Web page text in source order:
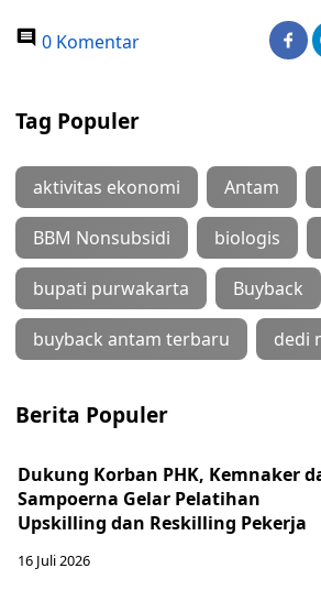
0 Komentar
Tag Populer
aktivitas ekonomi Antam
BBM Nonsubsidi biologis
bupati purwakarta Buyback
buyback antam terbaru dedi
Berita Populer
Dukung Korban PHK, Kemnaker
Sampoerna Gelar Pelatihan
Upskilling dan Reskilling Pekerja
16 Juli 2026